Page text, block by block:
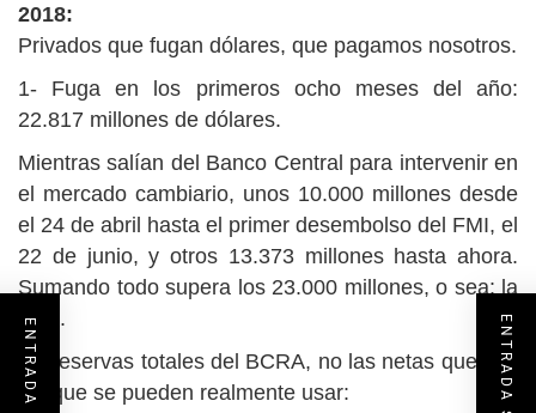
2018:
Privados que fugan dólares, que pagamos nosotros.
1- Fuga en los primeros ocho meses del año:
22.817 millones de dólares.
Mientras salían del Banco Central para intervenir en
el mercado cambiario, unos 10.000 millones desde
el 24 de abril hasta el primer desembolso del FMI, el
22 de junio, y otros 13.373 millones hasta ahora.
Sumando todo supera los 23.000 millones, o sea: la
fuga.
2- Reservas totales del BCRA, no las netas que son
las que se pueden realmente usar: